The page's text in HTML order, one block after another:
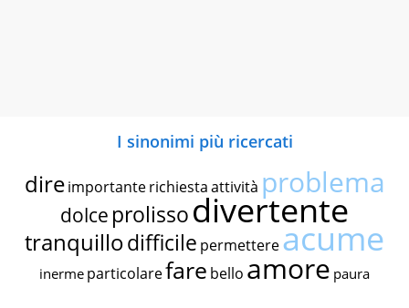
I sinonimi più ricercati
dire importante richiestaattività problema
dolce prolissodivertente
tranquillodifficile permettereacume
inerme particolarefare bello amore paura